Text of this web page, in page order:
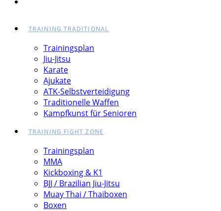
TRAINING TRADITIONAL
Trainingsplan
Jiu-Jitsu
Karate
Ajukate
ATK-Selbstverteidigung
Traditionelle Waffen
Kampfkunst für Senioren
TRAINING FIGHT ZONE
Trainingsplan
MMA
Kickboxing & K1
BJJ / Brazilian Jiu-Jitsu
Muay Thai / Thaiboxen
Boxen